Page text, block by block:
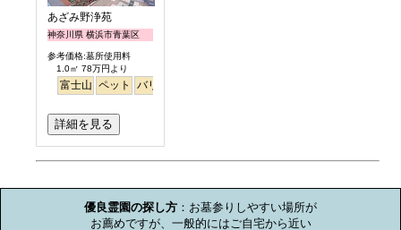
あざみ野浄苑
神奈川県 横浜市青葉区
参考価格:墓所使用料
1.0㎡ 78万円より
富士山 ペット バリアフリー
詳細を見る
優良霊園の探し方 ：お墓参りしやすい場所が
お薦めですが、一般的にはご自宅から近い